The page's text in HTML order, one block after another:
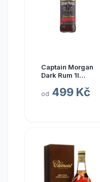
Captain Morgan
Dark Rum 1l
od 499 Kč